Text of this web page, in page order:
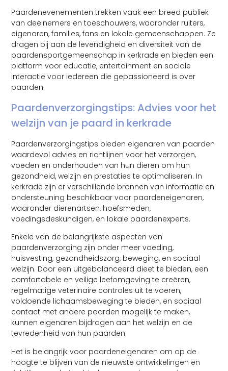
Paardenevenementen trekken vaak een breed publiek
van deelnemers en toeschouwers, waaronder ruiters,
eigenaren, families, fans en lokale gemeenschappen. Ze
dragen bij aan de levendigheid en diversiteit van de
paardensportgemeenschap in kerkrade en bieden een
platform voor educatie, entertainment en sociale
interactie voor iedereen die gepassioneerd is over
paarden.
Paardenverzorgingstips: Advies voor het
welzijn van je paard in kerkrade
Paardenverzorgingstips bieden eigenaren van paarden
waardevol advies en richtlijnen voor het verzorgen,
voeden en onderhouden van hun dieren om hun
gezondheid, welzijn en prestaties te optimaliseren. In
kerkrade zijn er verschillende bronnen van informatie en
ondersteuning beschikbaar voor paardeneigenaren,
waaronder dierenartsen, hoefsmeden,
voedingsdeskundigen, en lokale paardenexperts.
Enkele van de belangrijkste aspecten van
paardenverzorging zijn onder meer voeding,
huisvesting, gezondheidszorg, beweging, en sociaal
welzijn. Door een uitgebalanceerd dieet te bieden, een
comfortabele en veilige leefomgeving te creëren,
regelmatige veterinaire controles uit te voeren,
voldoende lichaamsbeweging te bieden, en sociaal
contact met andere paarden mogelijk te maken,
kunnen eigenaren bijdragen aan het welzijn en de
tevredenheid van hun paarden.
Het is belangrijk voor paardeneigenaren om op de
hoogte te blijven van de nieuwste ontwikkelingen en